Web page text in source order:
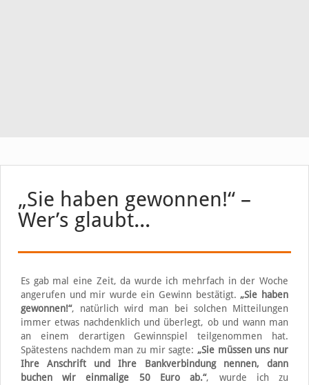
„Sie haben gewonnen!“ –
Wer’s glaubt…
Es gab mal eine Zeit, da wurde ich mehrfach in der Woche
angerufen und mir wurde ein Gewinn bestätigt. „Sie haben
gewonnen!“, natürlich wird man bei solchen Mitteilungen
immer etwas nachdenklich und überlegt, ob und wann man
an einem derartigen Gewinnspiel teilgenommen hat.
Spätestens nachdem man zu mir sagte: „Sie müssen uns nur
Ihre Anschrift und Ihre Bankverbindung nennen, dann
buchen wir einmalige 50 Euro ab.“, wurde ich zu